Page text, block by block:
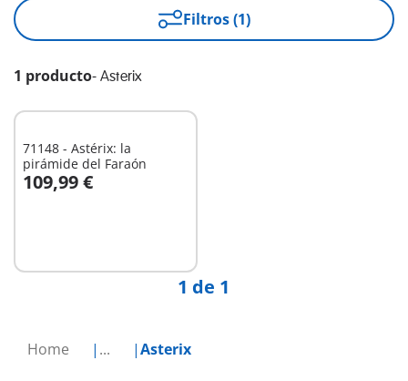
Home ... Asterix
Filtros (1)
1 producto- Asterix
71148 - Astérix: la
pirámide del Faraón
109,99 €
1 de 1